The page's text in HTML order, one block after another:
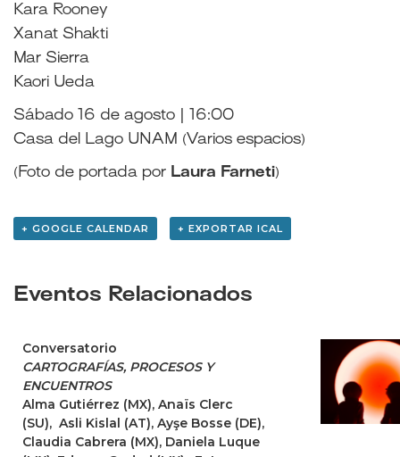
Kara Rooney
Xanat Shakti
Mar Sierra
Kaori Ueda
Sábado 16 de agosto | 16:00
Casa del Lago UNAM (Varios espacios)
(Foto de portada por Laura Farneti)
+ GOOGLE CALENDAR + EXPORTAR ICAL
Eventos Relacionados
Conversatorio
CARTOGRAFÍAS, PROCESOS Y
ENCUENTROS
Alma Gutiérrez (MX), Anaïs Clerc
(SU), Asli Kislal (AT), Ayşe Bosse (DE),
Claudia Cabrera (MX), Daniela Luque